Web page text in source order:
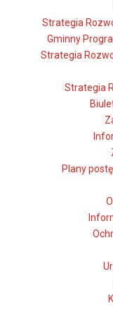
Strategia
Gminny
Strategia
Strategia
Plany